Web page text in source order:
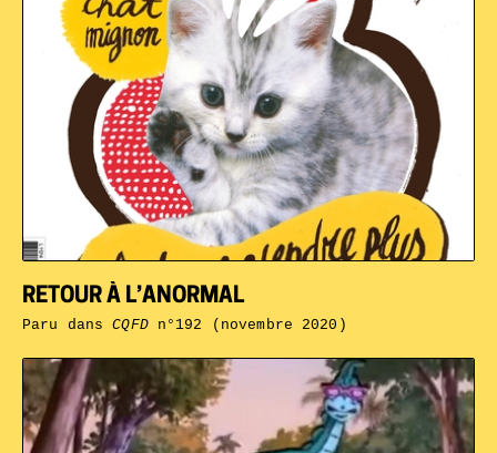
RETOUR À L’ANORMAL
Paru dansCQFDn°192 (novembre 2020)